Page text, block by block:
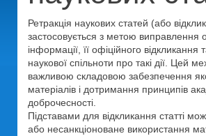
Ретракція наукових статей (або
застосовується з метою виправлення
інформації, її офіційного
наукової спільноти про такі дії. Цей
важливою складовою забезпечення
матеріалів і дотримання принципів
доброчесності.
Підставами для відкликання статті
або несанкціоноване використання